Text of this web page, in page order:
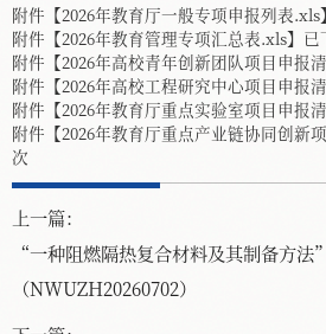
附件【2026年教育厅一般专项申报列表.xls
附件【2026年教育管理专项汇总表.xls】已
附件【2026年高校青年创新团队项目申报
附件【2026年高校工程研究中心项目申报
附件【2026年教育厅重点实验室项目申报
附件【2026年教育厅重点产业链协同创新
次
上一篇：
“一种阻燃隔热复合材料及其制备方
（NWUZH20260702）